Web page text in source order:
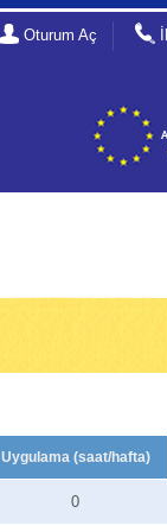
Oturum Aç
Uygulama (saat/hafta)
0